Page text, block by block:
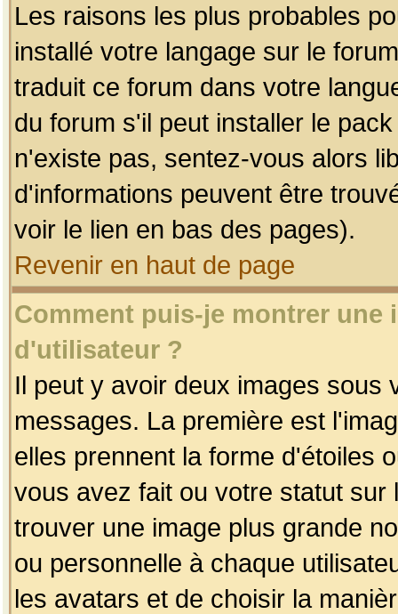
Les raisons les plus probables
installé votre langage sur le
traduit ce forum dans votre
du forum s'il peut installer le
n'existe pas, sentez-vous alors
d'informations peuvent être
voir le lien en bas des pages).
Revenir en haut de page
Comment puis-je montrer une
d'utilisateur ?
Il peut y avoir deux images sous
messages. La première est
elles prennent la forme d'étoiles
vous avez fait ou votre statut
trouver une image plus grande
ou personnelle à chaque
les avatars et de choisir la